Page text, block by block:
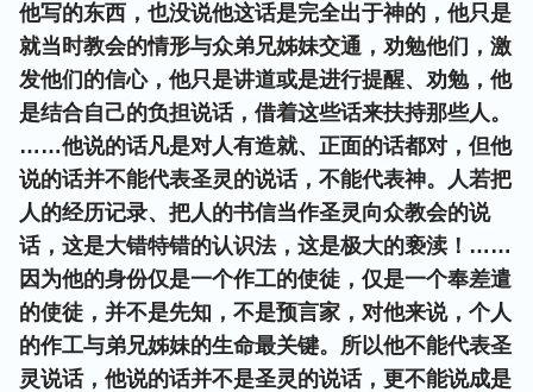
他写的东西，也没说他这话是完全出于神的，他只是
就当时教会的情形与众弟兄姊妹交通，劝勉他们，激
发他们的信心，他只是讲道或是进行提醒、劝勉，他
是结合自己的负担说话，借着这些话来扶持那些人。
……他说的话凡是对人有造就、正面的话都对，但他
说的话并不能代表圣灵的说话，不能代表神。人若把
人的经历记录、把人的书信当作圣灵向众教会的说
话，这是大错特错的认识法，这是极大的亵渎！……
因为他的身份仅是一个作工的使徒，仅是一个奉差遣
的使徒，并不是先知，不是预言家，对他来说，个人
的作工与弟兄姊妹的生命最关键。所以他不能代表圣
灵说话，他说的话并不是圣灵的说话，更不能说成是